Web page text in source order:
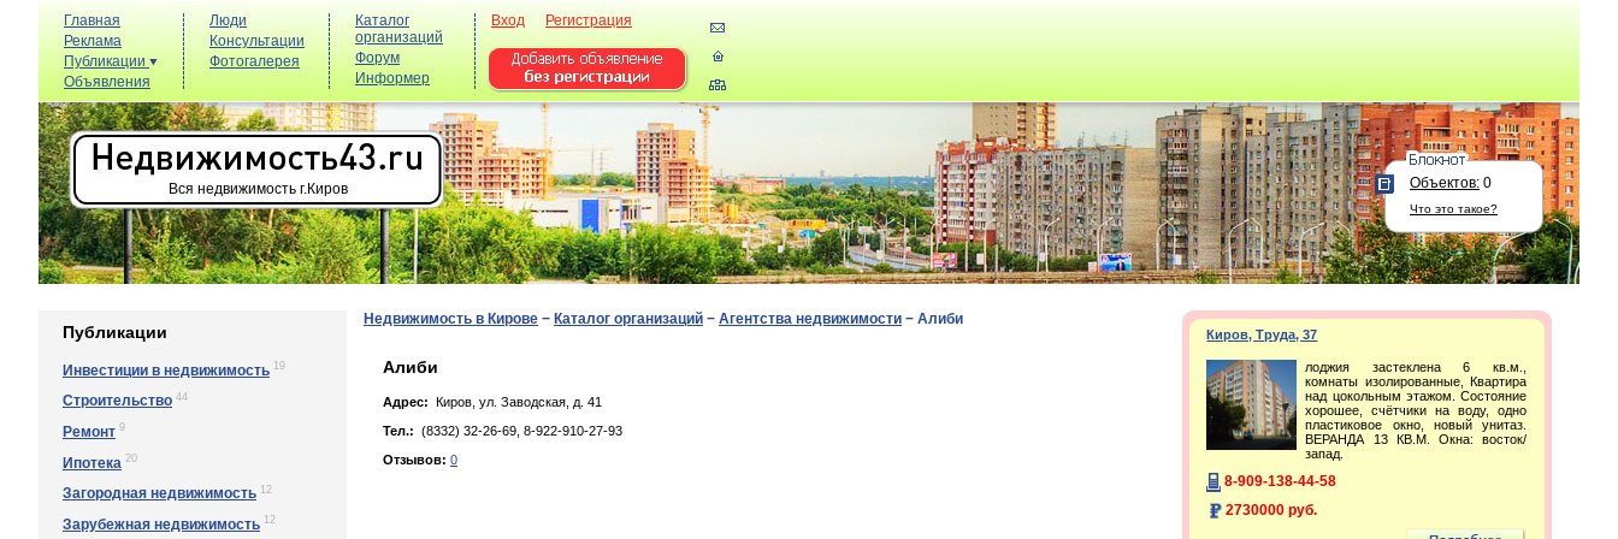
Главная
Реклама
Публикации
Объявления
Люди
Консультации
Фотогалерея
Каталог
организаций
Форум
Информер
Вход Регистрация
Вся недвижимость г.Киров Объектов: 0
Что это такое?
Публикации
Инвестиции в недвижимость 19
Строительство 44
Ремонт 9
Ипотека 20
Загородная недвижимость 12
Зарубежная недвижимость 12
Недвижимость в Кирове − Каталог организаций − Агентства недвижимости − Алиби
Алиби
Адрес: Киров, yл. Зaвoдcкaя, д. 41
Тел.: (8332) 32-26-69, 8-922-910-27-93
Отзывов: 0
Киров, Труда, 37
лоджия застеклена 6 кв.м.,
комнаты изолированные, Квартира
над цокольным этажом. Состояние
хорошее, счётчики на воду, одно
пластиковое окно, новый унитаз.
ВЕРАНДА 13 КВ.М. Окна: восток/
запад.
8-909-138-44-58
2730000 руб.